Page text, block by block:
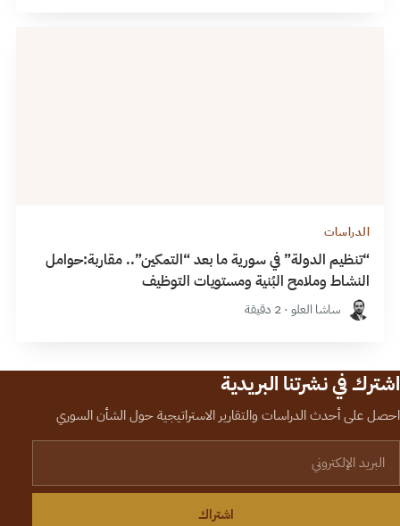
الدراسات
“تنظيم الدولة” في سورية ما بعد “التمكين”.. مقاربة:حوامل
النشاط وملامح البُنية ومستويات التوظيف
ساشا العلو · 2 دقيقة
اشترك في نشرتنا البريدية
احصل على أحدث الدراسات والتقارير الاستراتيجية حول الشأن السوري
اشتراك